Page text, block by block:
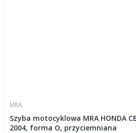
MRA
Szyba motocyklowa MRA HONDA
2004, forma O, przyciemniana